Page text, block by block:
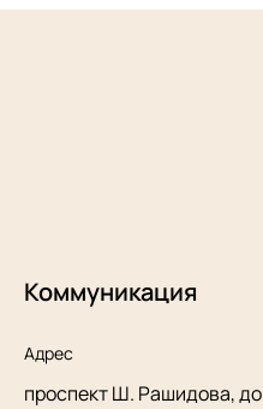
Коммуникация
Адрес
проспект Ш. Рашидова,